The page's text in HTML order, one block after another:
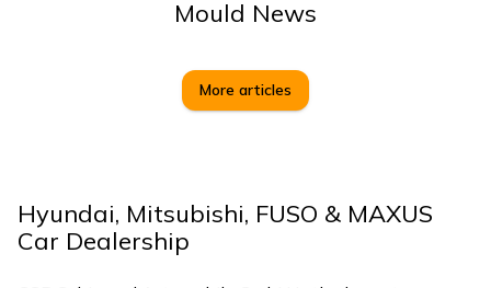
Mould News
More articles
Hyundai, Mitsubishi, FUSO & MAXUS
Car Dealership